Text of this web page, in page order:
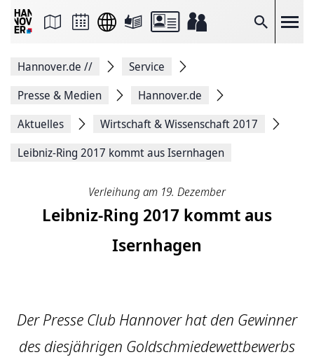
Suche
Seite
Facebook
teilen
Seitenlink
Seite
Hannover.de //
Service
Presse & Medien
Hannover.de
Aktuelles
Wirtschaft & Wissenschaft 2017
Leibniz-Ring 2017 kommt aus Isernhagen
Verleihung am 19. Dezember
Leibniz-Ring 2017 kommt aus
Isernhagen
Der Presse Club Hannover hat den Gewinner
des diesjährigen Goldschmiedewettbewerbs